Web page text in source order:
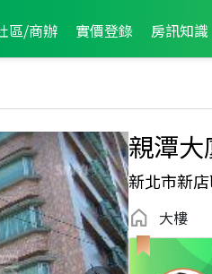
區/商辦 實價登錄 房訊知識
親潭大
新北市新
大樓